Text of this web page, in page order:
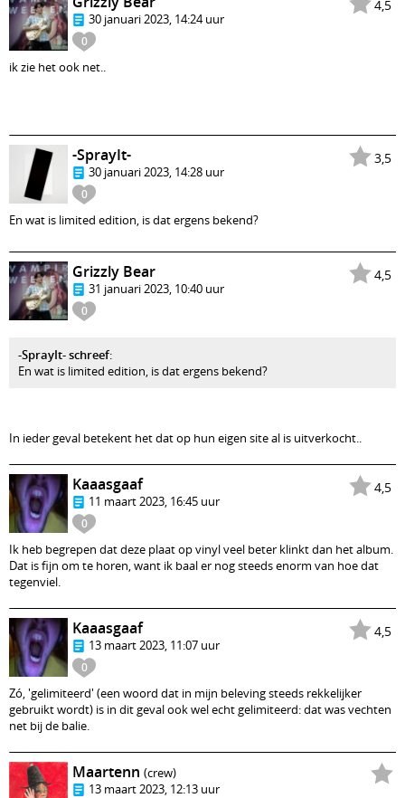
4,5
0
30 januari 2023, 14:24 uur
ik zie het ook net..
3,5
0
-SprayIt-
30 januari 2023, 14:28 uur
En wat is limited edition, is dat ergens bekend?
4,5
0
Grizzly Bear
31 januari 2023, 10:40 uur
-SprayIt- schreef:
En wat is limited edition, is dat ergens bekend?
In ieder geval betekent het dat op hun eigen site al is uitverkocht..
4,5
0
Kaaasgaaf
11 maart 2023, 16:45 uur
Ik heb begrepen dat deze plaat op vinyl veel beter klinkt dan het album.
Dat is fijn om te horen, want ik baal er nog steeds enorm van hoe dat
tegenviel.
4,5
0
Kaaasgaaf
13 maart 2023, 11:07 uur
Zó, 'gelimiteerd' (een woord dat in mijn beleving steeds rekkelijker
gebruikt wordt) is in dit geval ook wel echt gelimiteerd: dat was vechten
net bij de balie.
Maartenn (crew)
13 maart 2023, 12:13 uur